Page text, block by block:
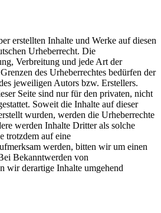
erstellten Inhalte und Werke auf diesen
Urheberrecht. Die
Verbreitung und jede Art der
des Urheberrechtes bedürfen der
jeweiligen Autors bzw. Erstellers.
Seite sind nur für den privaten, nicht
Soweit die Inhalte auf dieser
wurden, werden die Urheberrechte
werden Inhalte Dritter als solche
trotzdem auf eine
werden, bitten wir um einen
Bekanntwerden von
wir derartige Inhalte umgehend